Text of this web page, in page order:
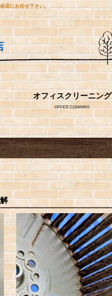
店にお任せ下さい。
オフィスクリーニング
OFFICE CLEANING